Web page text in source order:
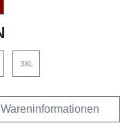
3XL
Wareninformationen